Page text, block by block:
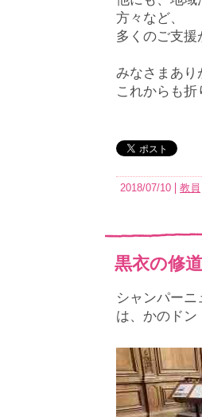
方々など、
多くのご支
みなさまあり
これからも
2018/07/10 教員
黒衣の修
シャンパー
は、かのドン